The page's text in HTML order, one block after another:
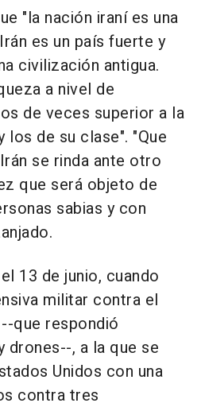
"la nación iraní es una
es un país fuerte y
civilización antigua.
a nivel de
de veces superior a la
los de su clase". "Que
se rinda ante otro
que será objeto de
sabias y con
13 de junio, cuando
militar contra el
que respondió
drones--, a la que se
Unidos con una
contra tres